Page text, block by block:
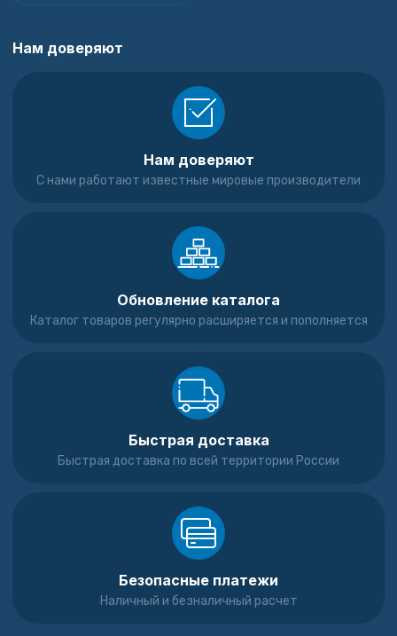
Нам доверяют
Нам доверяют
С нами работают известные мировые производители
Обновление каталога
Каталог товаров регулярно расширяется и пополняется
Быстрая доставка
Быстрая доставка по всей территории России
Безопасные платежи
Наличный и безналичный расчет